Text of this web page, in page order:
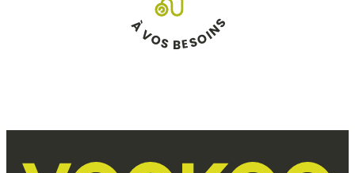
À
VOS BESOI
N
S